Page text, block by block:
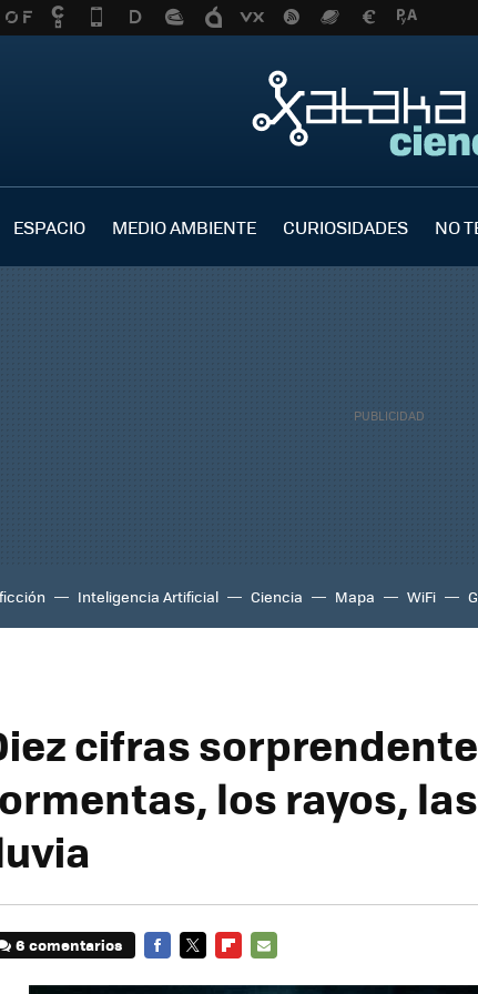
ESPACIO MEDIO AMBIENTE CURIOSIDADES NO
Inteligencia Artificial Ciencia Mapa WiFi
cifras
los rayos,
6 comentarios